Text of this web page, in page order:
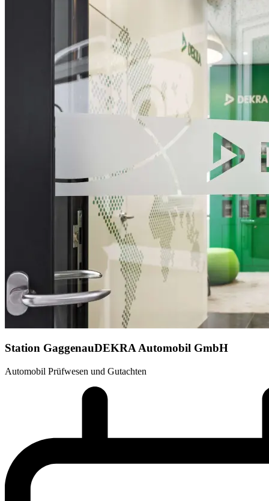
Station GaggenauDEKRA Automobil GmbH
Automobil Prüfwesen und Gutachten